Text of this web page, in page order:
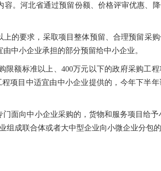
河北省通过预留份额、价格评审优惠、
要求，采取项目整体预留、合理预留采
中小企业承担的部分预留给中小企业。
标准以上、400万元以下的政府采购工程
项目中适宜由中小企业提供的，今年下半
向中小企业采购的，货物和服务项目给予
组成联合体或者大中型企业向小微企业分包